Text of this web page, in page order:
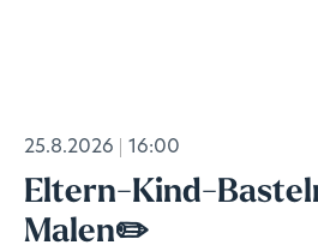
25.8.2026 16:00
Eltern-Kind-
Malen✏️